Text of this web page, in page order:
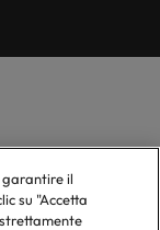
garantire il
su "Accetta